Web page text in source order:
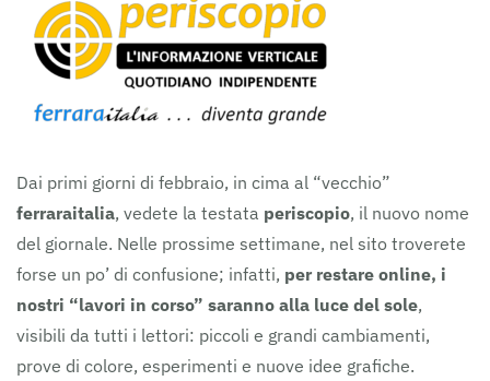
Dai primi giorni di febbraio, in cima al “vecchio”
ferraraitalia, vedete la testata periscopio, il nuovo nome
del giornale. Nelle prossime settimane, nel sito troverete
forse un po’ di confusione; infatti, per restare online, i
nostri “lavori in corso” saranno alla luce del sole,
visibili da tutti i lettori: piccoli e grandi cambiamenti,
prove di colore, esperimenti e nuove idee grafiche.